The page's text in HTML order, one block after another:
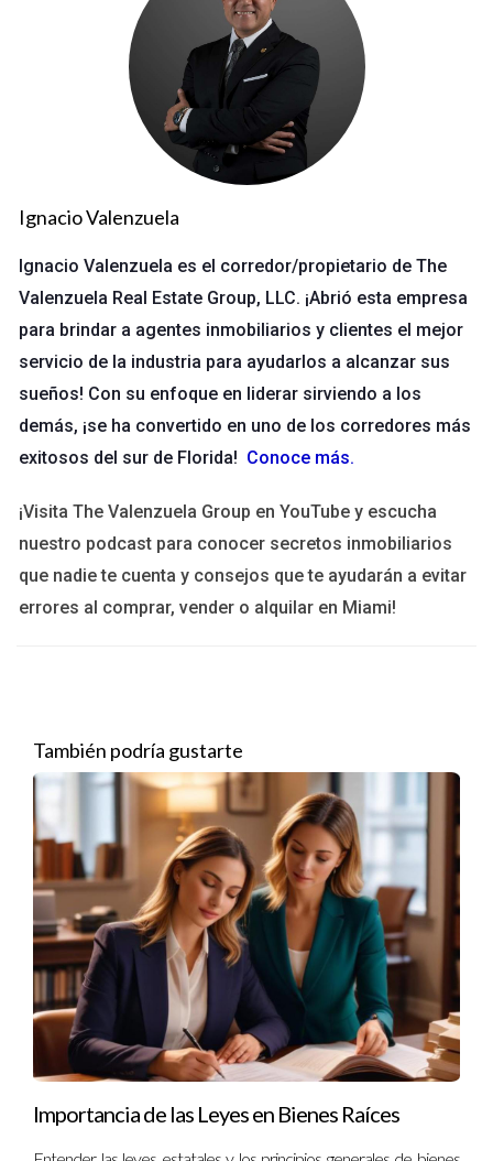
abrumador. Desde la elección del curso adecuado hasta la
preparación para el examen, cada paso es crucial para tu éxito
futuro como agente inmobiliario. En este artículo,
desglosaremos el proceso, compartiremos historias
inspiradoras de personas que han recorrido este camino y te
proporcionaremos los recursos necesarios para que puedas
raíces?
Una carrera en bienes raíces no solo se trata de vender
propiedades; se trata de ayudar a las personas a encontrar su
por cuenta propia y la oportunidad de construir relaciones
está en constante evolución, lo que significa que siempre hay
algo nuevo que aprender y explorar.
Crecimiento personal:La capacidad de ayudar a otros y
ver sus sueños hacerse realidad es inmensamente
3. Pasos para inscribirte en un curso de
bienes raíces
El primer paso hacia tu nueva carrera es inscribirte en un
curso acreditado que te prepare para el examen estatal de
bienes raíces. Aquí hay algunos pasos clave que debes seguir:
3.1 Investiga las opciones disponibles
Antes de inscribirte, investiga las diferentes opciones
disponibles en tu área o incluso cursos en línea que ofrezcan
flexibilidad. Asegúrate de que estén acreditados y sean
Ignacio Valenzuela
Ignacio Valenzuela es el corredor/propietario de The
Valenzuela Real Estate Group, LLC. ¡Abrió esta empresa
para brindar a agentes inmobiliarios y clientes el mejor
servicio de la industria para ayudarlos a alcanzar sus
sueños! Con su enfoque en liderar sirviendo a los
demás, ¡se ha convertido en uno de los corredores más
exitosos del sur de Florida! Conoce más.
¡Visita The Valenzuela Group en YouTube y escucha
nuestro podcast para conocer secretos inmobiliarios
que nadie te cuenta y consejos que te ayudarán a evitar
errores al comprar, vender o alquilar en Miami!
También podría gustarte
Importancia de las Leyes en Bienes Raíces